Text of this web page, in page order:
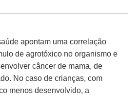
apontam uma correlação
de agrotóxico no organismo e
câncer de mama, de
No caso de crianças, com
menos desenvolvido, a